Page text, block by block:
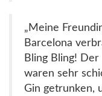
„Meine
Barcelona
Bling Bling!
waren sehr
Gin getrunken,